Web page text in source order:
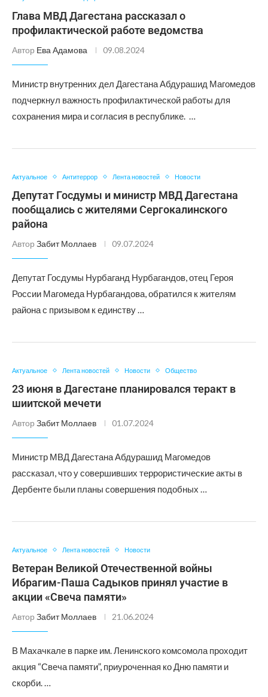
Глава МВД Дагестана рассказал о
профилактической работе ведомства
Автор Ева Адамова 09.08.2024
Министр внутренних дел Дагестана Абдурашид Магомедов
подчеркнул важность профилактической работы для
сохранения мира и согласия в республике. …
Актуальное Антитеррор Лента новостей Новости
Депутат Госдумы и министр МВД Дагестана
пообщались с жителями Сергокалинского
района
Автор Забит Моллаев 09.07.2024
Депутат Госдумы Нурбаганд Нурбагандов, отец Героя
России Магомеда Нурбагандова, обратился к жителям
района с призывом к единству …
Актуальное Лента новостей Новости Общество
23 июня в Дагестане планировался теракт в
шиитской мечети
Автор Забит Моллаев 01.07.2024
Министр МВД Дагестана Абдурашид Магомедов
рассказал, что у совершивших террористические акты в
Дербенте были планы совершения подобных …
Актуальное Лента новостей Новости
Ветеран Великой Отечественной войны
Ибрагим-Паша Садыков принял участие в
акции «Свеча памяти»
Автор Забит Моллаев 21.06.2024
В Махачкале в парке им. Ленинского комсомола проходит
акция “Свеча памяти”, приуроченная ко Дню памяти и
скорби. …